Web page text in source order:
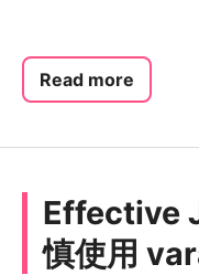
Read more
Effective
慎使用